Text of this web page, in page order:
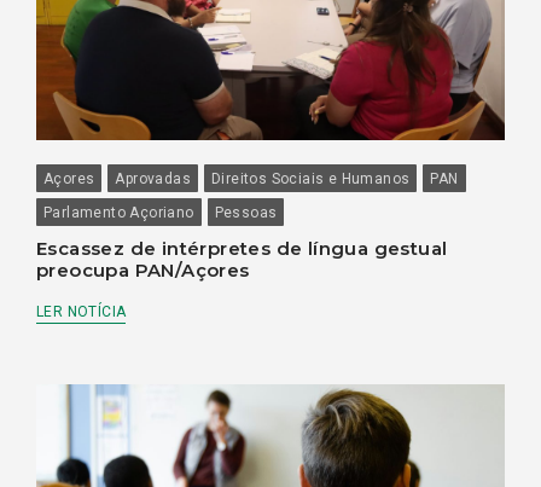
Açores Aprovadas Direitos Sociais e Humanos
PAN
Parlamento Açoriano
Pessoas
Escassez de intérpretes de língua gestual
preocupa PAN/Açores
LER NOTÍCIA